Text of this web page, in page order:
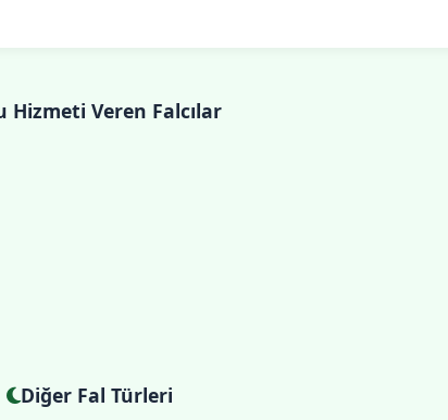
Hizmeti Veren Falcılar
Diğer Fal Türleri